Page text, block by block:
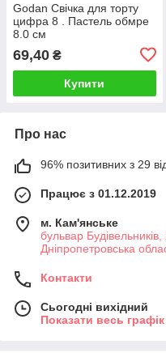
Godan Свічка для торту
цифра 8 . Пастель обмре
8.0 см
69,40 ₴
Купити
Про нас
96% позитивних з 29
Працює з 01.12.2019
м. Кам'янське
бульвар
Дніпропетровська
Контакти
Сьогодні вихідний
Показати весь